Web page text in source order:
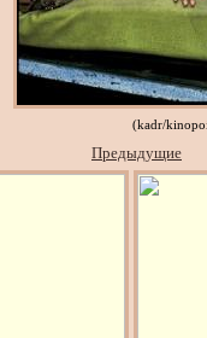
(kadr/
Предыдущие